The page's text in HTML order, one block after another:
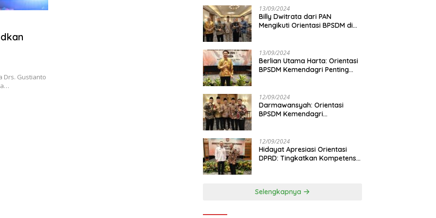
Drs. Gustianto
13/09/2024
Billy Dwitrata dari PAN
Mengikuti Orientasi BPSDM di
13/09/2024
Berlian Utama Harta: Orientasi
BPSDM Kemendagri Penting
12/09/2024
Darmawansyah: Orientasi
BPSDM Kemendagri
12/09/2024
Hidayat Apresiasi Orientasi
DPRD: Tingkatkan Kompetensi
Selengkapnya